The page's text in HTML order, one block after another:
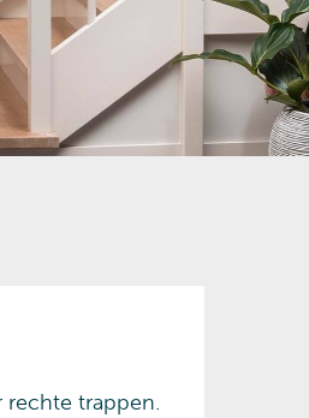
rechte trappen.